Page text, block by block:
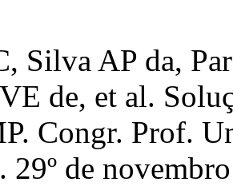
Silva AP da,
de, et al.
Congr. Prof.
de